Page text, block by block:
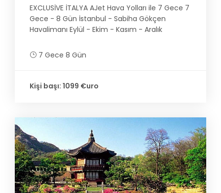
EXCLUSİVE İTALYA AJet Hava Yolları ile 7 Gece 7
Gece - 8 Gün İstanbul - Sabiha Gökçen
Havalimanı Eylül - Ekim - Kasım - Aralık
7 Gece 8 Gün
Kişi başı: 1099 €uro